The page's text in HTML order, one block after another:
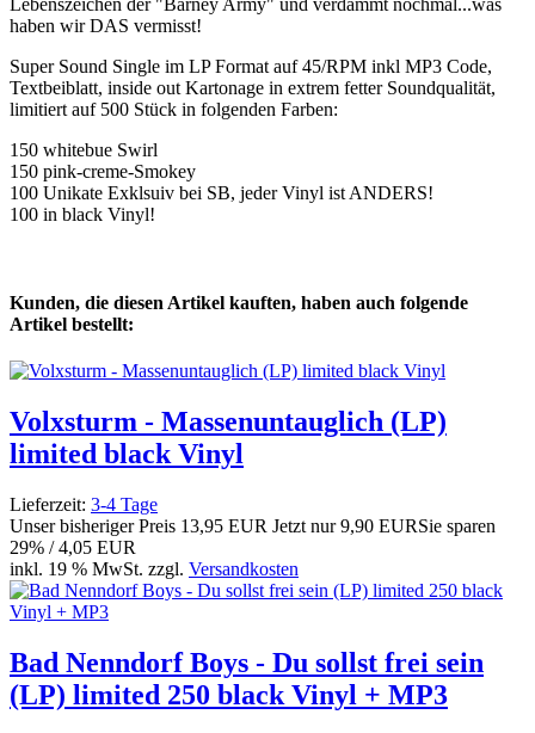
Lebenszeichen der "Barney Army" und verdammt nochmal...was
haben wir DAS vermisst!
Super Sound Single im LP Format auf 45/RPM inkl MP3 Code,
Textbeiblatt, inside out Kartonage in extrem fetter Soundqualität,
limitiert auf 500 Stück in folgenden Farben:
150 whitebue Swirl
150 pink-creme-Smokey
100 Unikate Exklsuiv bei SB, jeder Vinyl ist ANDERS!
100 in black Vinyl!
Kunden, die diesen Artikel kauften, haben auch folgende
Artikel bestellt:
Volxsturm - Massenuntauglich (LP)
limited black Vinyl
Lieferzeit: 3-4 Tage
Unser bisheriger Preis 13,95 EUR Jetzt nur9,90 EURSie sparen
29% / 4,05 EUR
inkl. 19 % MwSt. zzgl. Versandkosten
Bad Nenndorf Boys - Du sollst frei sein
(LP) limited 250 black Vinyl + MP3